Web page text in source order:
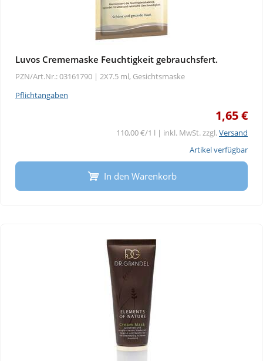
Luvos Crememaske Feuchtigkeit gebrauchsfert.
PZN/Art.Nr.: 03161790 | 2X7.5 ml, Gesichtsmaske
Pflichtangaben
1,65 €
110,00 €/1 l | inkl. MwSt. zzgl.Versand
Artikel verfügbar
In den Warenkorb